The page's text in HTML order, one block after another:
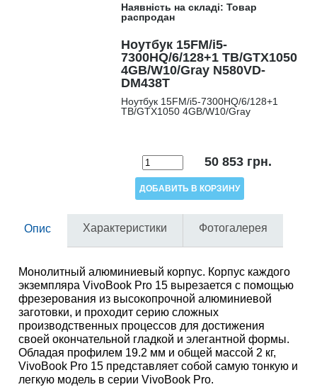
Наявність на складі: Товар
распродан
Ноутбук 15FM/i5-
7300HQ/6/128+1 TB/GTX1050
4GB/W10/Gray N580VD-
DM438T
Ноутбук 15FM/i5-7300HQ/6/128+1
TB/GTX1050 4GB/W10/Gray
50 853 грн.
Опис Характеристики Фотогалерея
Монолитный алюминиевый корпус. Корпус каждого
экземпляра VivoBook Pro 15 вырезается с помощью
фрезерования из высокопрочной алюминиевой
заготовки, и проходит серию сложных
производственных процессов для достижения
своей окончательной гладкой и элегантной формы.
Обладая профилем 19.2 мм и общей массой 2 кг,
VivoBook Pro 15 представляет собой самую тонкую и
легкую модель в серии VivoBook Pro.